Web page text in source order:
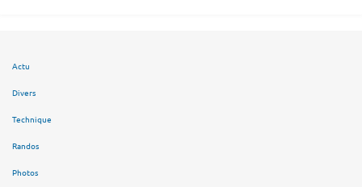
Actu
Divers
Technique
Randos
Photos